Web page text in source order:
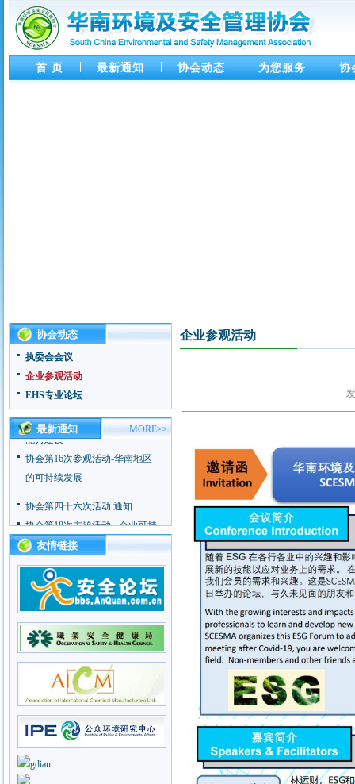
首 页 最新通知 协会动态 为您服务 协
协会动态
执委会会议
企业参观活动
EHS专业论坛
最新通知 MORE>>
协会第四十六次活动 通知
协会第18次主题活动 - 企业可持
续发展
协会第17次主题活动 - 企业应急
能力建设
续发展
协会第17次主题活动 - 企业应急
能力建设
协会第16次参观活动-华南地区
的可持续发展
友情链接
企业参观活动